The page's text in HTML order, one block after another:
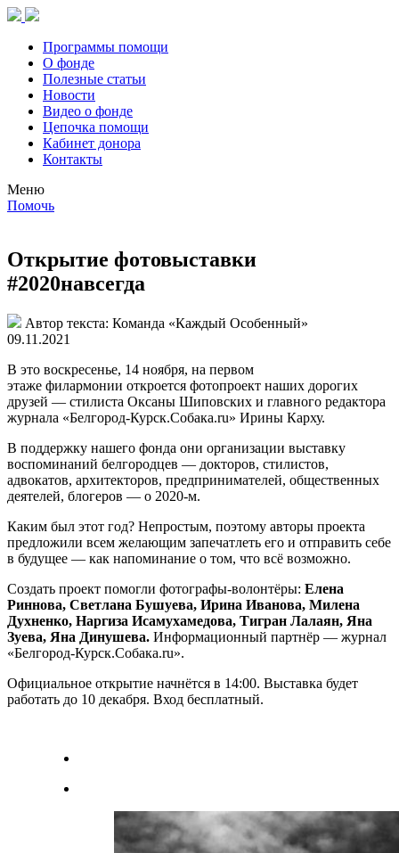
Программы помощи
О фонде
Полезные статьи
Новости
Видео о фонде
Цепочка помощи
Кабинет донора
Контакты
Меню
Помочь
Открытие фотовыставки
#2020навсегда
Автор текста: Команда «Каждый Особенный»
09.11.2021
В это воскресенье, 14 ноября, на первом
этаже филармонии откроется фотопроект наших дорогих
друзей — стилиста Оксаны Шиповских и главного редактора
журнала «Белгород-Курск.Собака.ru» Ирины Карху.
В поддержку нашего фонда они организации выставку
воспоминаний белгородцев — докторов, стилистов,
адвокатов, архитекторов, предпринимателей, общественных
деятелей, блогеров — о 2020-м.
Каким был этот год? Непростым, поэтому авторы проекта
предложили всем желающим запечатлеть его и отправить себе
в будущее — как напоминание о том, что всё возможно.
Создать проект помогли фотографы-волонтёры: Елена
Риннова, Светлана Бушуева, Ирина Иванова, Милена
Духненко, Наргиза Исамухамедова, Тигран Лалаян, Яна
Зуева, Яна Динушева. Информационный партнёр — журнал
«Белгород-Курск.Собака.ru».
Официальное открытие начнётся в 14:00. Выставка будет
работать до 10 декабря. Вход бесплатный.